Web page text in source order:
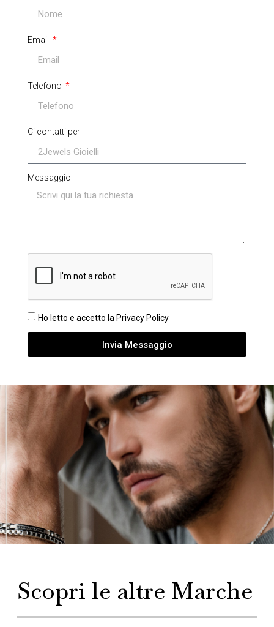
Email
Telefono
Ci contatti per
Messaggio
Ho letto e accetto la Privacy Policy
Invia Messaggio
Scopri le altre Marche